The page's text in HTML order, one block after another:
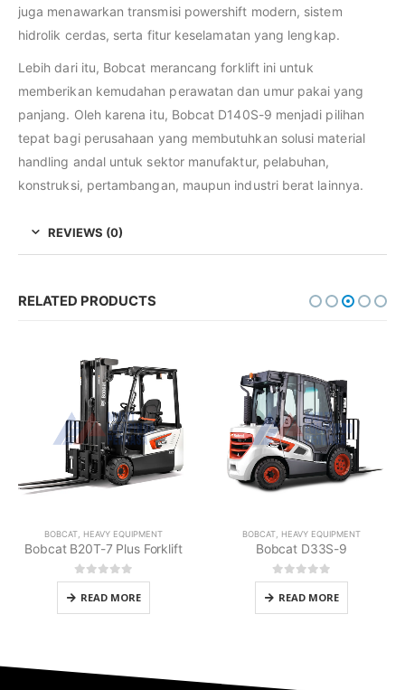
juga menawarkan transmisi powershift modern, sistem
hidrolik cerdas, serta fitur keselamatan yang lengkap.
Lebih dari itu, Bobcat merancang forklift ini untuk
memberikan kemudahan perawatan dan umur pakai yang
panjang. Oleh karena itu, Bobcat D140S-9 menjadi pilihan
tepat bagi perusahaan yang membutuhkan solusi material
handling andal untuk sektor manufaktur, pelabuhan,
konstruksi, pertambangan, maupun industri berat lainnya.
REVIEWS (0)
RELATED PRODUCTS
BOBCAT HEAVY EQUIPMENT
Bobcat B20T-7 Plus Forklift
0out of 5
READ MORE
BOBCAT HEAVY EQUIPMENT
Bobcat D33S-9
0out of 5
READ MORE